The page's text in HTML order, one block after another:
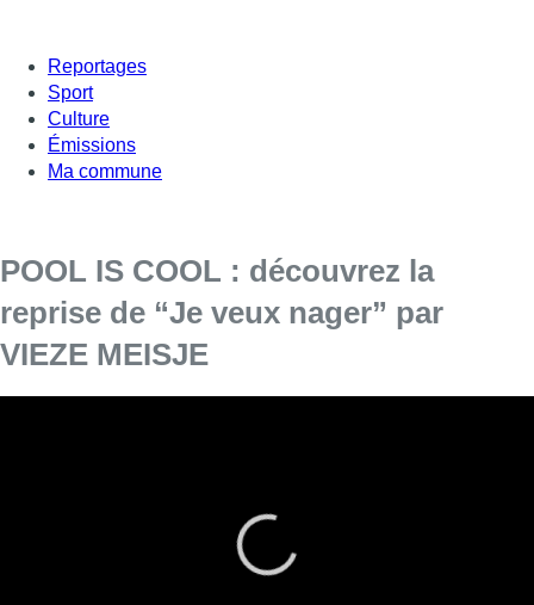
Reportages
Sport
Culture
Émissions
Ma commune
POOL IS COOL : découvrez la
reprise de “Je veux nager” par
VIEZE MEISJE
air en Région bruxelloise.